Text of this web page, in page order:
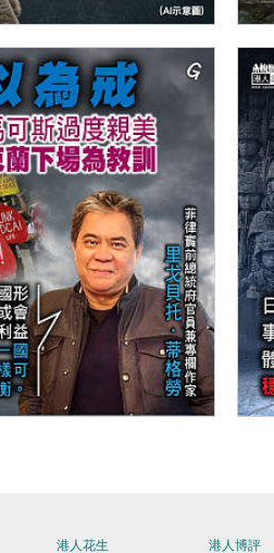
港人花生 港人博評